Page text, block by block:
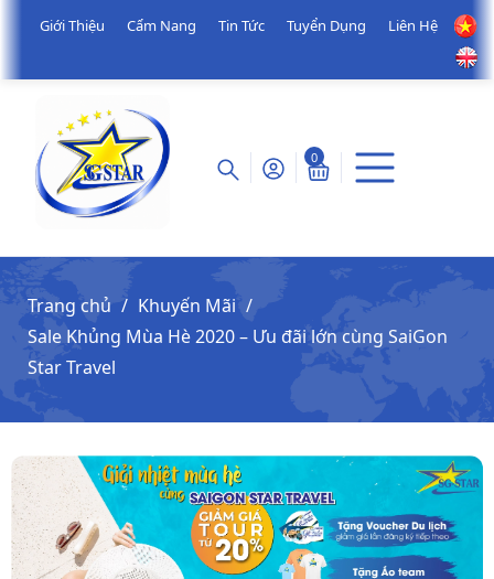
Giới Thiệu Cẩm Nang Tin Tức Tuyển Dụng Liên Hệ
0
Trang chủ
Khuyến Mãi
Sale Khủng Mùa Hè 2020 – Ưu đãi lớn cùng SaiGon
Star Travel